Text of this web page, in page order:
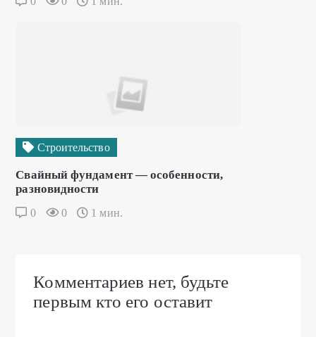
Строительство
Свайный фундамент — особенности,
разновидности
0 0 1 мин.
Комментариев нет, будьте
первым кто его оставит